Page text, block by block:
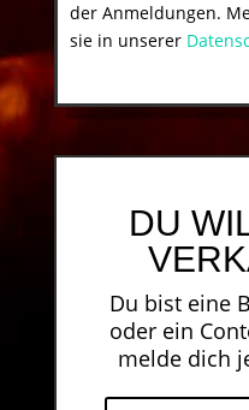
der Anmeldungen.
sie in unserer
DU
Du bist eine
oder ein
melde dich